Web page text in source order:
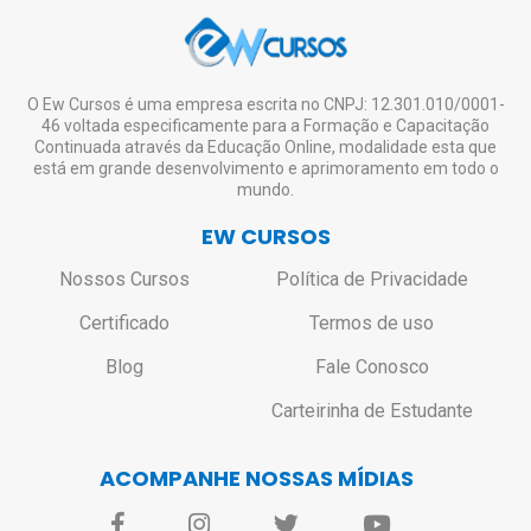
O Ew Cursos é uma empresa escrita no CNPJ: 12.301.010/0001-
46 voltada especificamente para a Formação e Capacitação
Continuada através da Educação Online, modalidade esta que
está em grande desenvolvimento e aprimoramento em todo o
mundo.
EW CURSOS
Nossos Cursos
Certificado
Blog
Política de Privacidade
Termos de uso
Fale Conosco
Carteirinha de Estudante
ACOMPANHE NOSSAS MÍDIAS